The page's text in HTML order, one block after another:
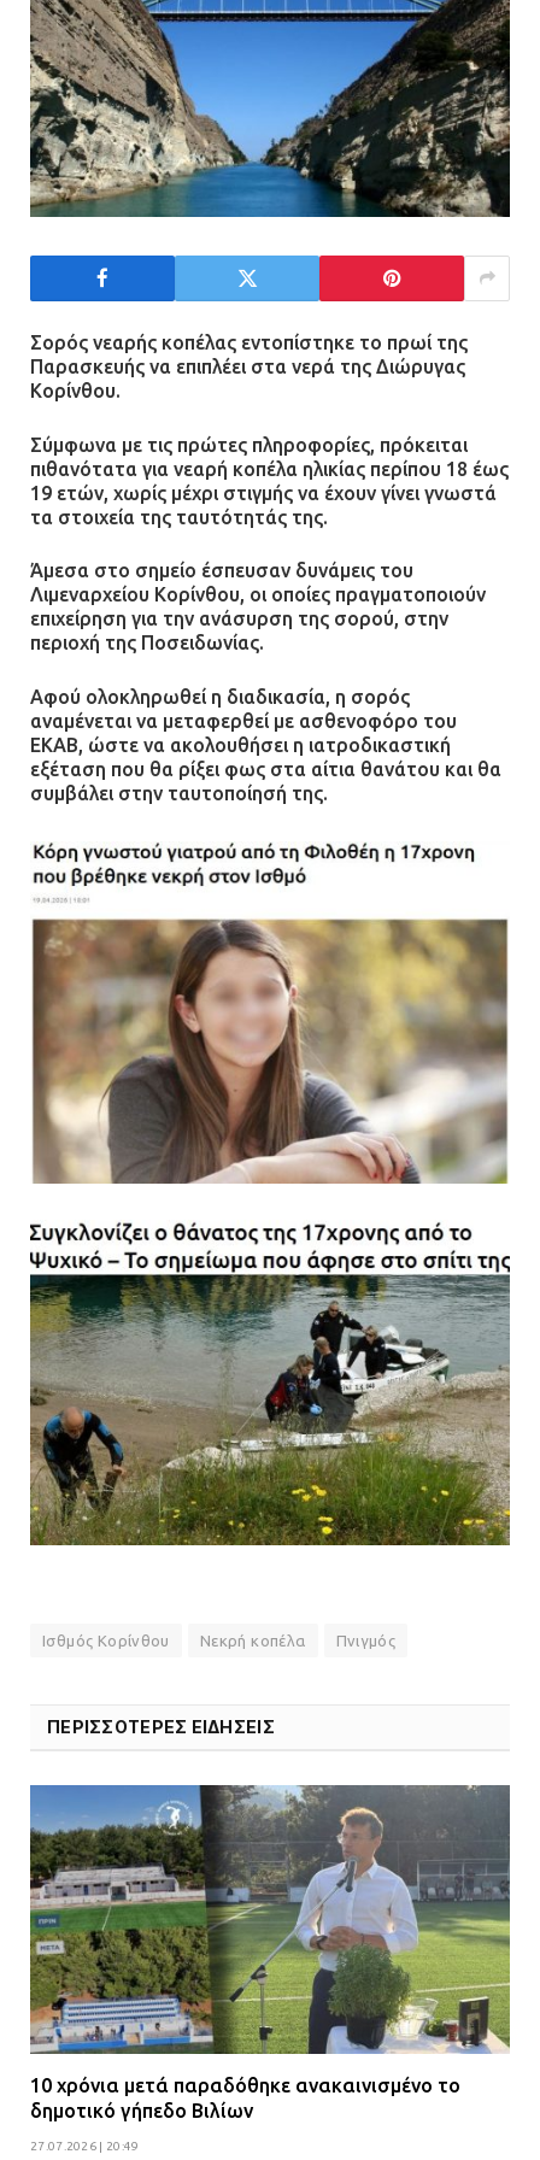
Τηλεφωνικές απάτες με λεία
130.000 ευρώ στην Αττική
13.07.2026 | 20:44
τους σοβαρά εγκαυματίες της
μεγάλης έκρηξης στο εργοστάσιο
πυροβολισμούς κατά του 20χρονου
με αναπηρία
11.07.2026 | 22:59
Ένα πουλί «υπεύθυνο» για την
πρωινή διακοπή ρεύματος στη
Μάνδρα
Φωτιά σε επιχείρηση στον
Ασπρόπυργο – Ήχησε το 112
09.07.2026 | 09:19
ανθρωποκτονίας στους δύο
αστυνομικούς
08.07.2026 | 22:30
Ομαδικός βιασμός 19χρονης στο
Α.Τ. Ομονοίας: Ο Εισαγγελέας
πρότεινε την αθώωση των
αστυνομικών
08.07.2026 | 16:24
Ο δήμαρχος Μάνδρας δώρισε όλους
τους μισθούς του 2025 στο Θριάσιο
για μηχάνημα καρδιολογικών
επεμβάσεων
08.07.2026 | 15:02
ΔΗΜΟΣ ΜΑΝΔΡΑΣ ΕΙΔΥΛΛΙΑΣ: Δύο
νέα πολυδύναμα οχήματα 4×4
ενισχύουν την Πολιτική Προστασία
08.07.2026 | 09:40
Άνω Λιόσια: Έριξαν τα ναρκωτικά
η αστυνομία – Λογάριασαν χωρίς
τον ειδικό σκύλο
07.07.2026 | 09:56
Βούλα: Κραυγή αγωνίας από
κατοίκους για την οδό Άρεως –
«Τρέχουν με 90 χλμ. μέσα στη
γειτονιά»
07.07.2026 | 09:48
Σορός νεαρής κοπέλας εντοπίστηκε το πρωί της
Παρασκευής να επιπλέει στα νερά της Διώρυγας
Κορίνθου.
Σύμφωνα με τις πρώτες πληροφορίες, πρόκειται
πιθανότατα για νεαρή κοπέλα ηλικίας περίπου 18 έως
19 ετών, χωρίς μέχρι στιγμής να έχουν γίνει γνωστά
τα στοιχεία της ταυτότητάς της.
Άμεσα στο σημείο έσπευσαν δυνάμεις του
Λιμεναρχείου Κορίνθου, οι οποίες πραγματοποιούν
επιχείρηση για την ανάσυρση της σορού, στην
περιοχή της Ποσειδωνίας.
Αφού ολοκληρωθεί η διαδικασία, η σορός
αναμένεται να μεταφερθεί με ασθενοφόρο του
ΕΚΑΒ, ώστε να ακολουθήσει η ιατροδικαστική
εξέταση που θα ρίξει φως στα αίτια θανάτου και θα
συμβάλει στην ταυτοποίησή της.
Ισθμός Κορίνθου Νεκρή κοπέλα Πνιγμός
ΠΕΡΙΣΣΟΤΕΡΕΣ ΕΙΔΗΣΕΙΣ
10 χρόνια μετά παραδόθηκε ανακαινισμένο το
δημοτικό γήπεδο Βιλίων
27.07.2026 | 20:49